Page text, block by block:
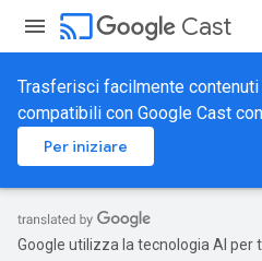
cast Cast
Trasferisci facilmente
compatibili con Google Cast
Per iniziare
Google utilizza la tecnologia AI per